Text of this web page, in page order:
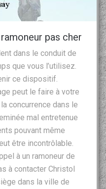
pas cher
dans le conduit de
que vous l’utilisez.
ce dispositif.
peut le faire à votre
concurrence dans le
mal entretenue
pouvant même
être incontrôlable.
à un ramoneur de
à contacter Christol
dans la ville de